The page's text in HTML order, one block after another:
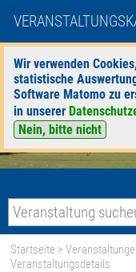
Wir verwenden
statistische
Software Matomo zu
in unserer
Nein, bitte nicht
Startseite >
Veranstaltungsdetails